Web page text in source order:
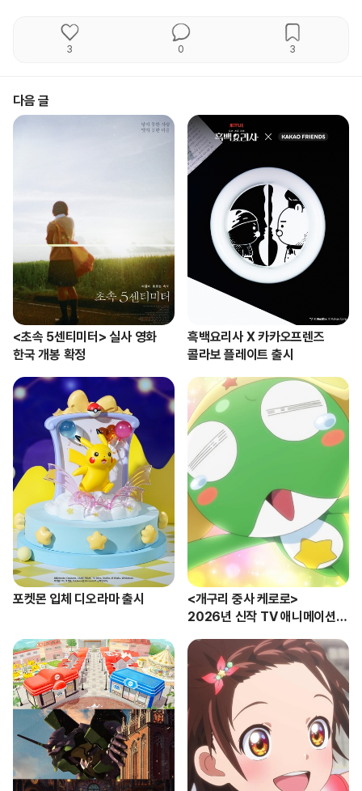
3 0 3
다음 글
<초속 5센티미터> 실사 영화
한국 개봉 확정
흑백요리사 X 카카오프렌즈
콜라보 플레이트 출시
포켓몬 입체 디오라마 출시
<개구리 중사 케로로>
2026년 신작 TV 애니메이션